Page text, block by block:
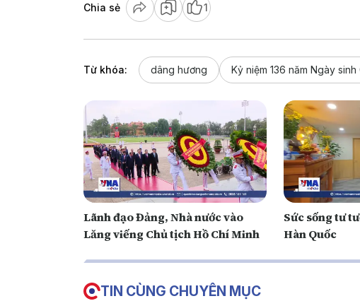
Chia sẻ 1
Từ khóa: dâng hương Kỷ niệm 136 năm Ngày
Lãnh đạo Đảng, Nhà nước vào
Lăng viếng Chủ tịch Hồ Chí Minh
Sức sống tư
Hàn Quốc
TIN CÙNG CHUYÊN MỤC